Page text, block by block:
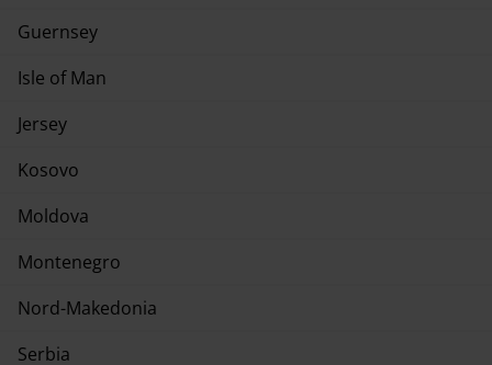
Guernsey
Isle of Man
Jersey
Kosovo
Moldova
Montenegro
Nord-Makedonia
Serbia